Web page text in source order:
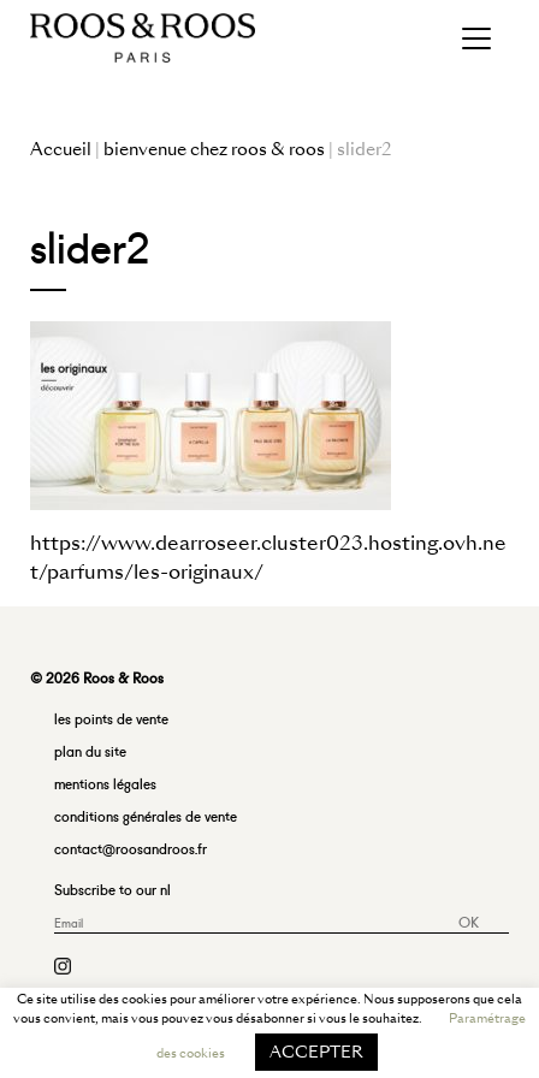
Accueil | bienvenue chez roos & roos | slider2
slider2
https://www.dearroseer.cluster023.hosting.ovh.ne
t/parfums/les-originaux/
© 2026 Roos & Roos
les points de vente
plan du site
mentions légales
conditions générales de vente
contact@roosandroos.fr
Subscribe to our nl
OK
Ce site utilise des cookies pour améliorer votre expérience. Nous supposerons que cela
vous convient, mais vous pouvez vous désabonner si vous le souhaitez.
Paramétrage
des cookies
ACCEPTER